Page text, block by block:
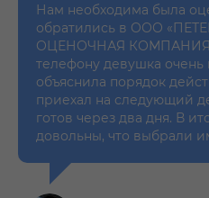
Нам необходима была
обратились в ООО
ОЦЕНОЧНАЯ КОМПАНИЯ»
телефону девушка
объяснила порядок
приехал на следующий
готов через два дня. В
довольны, что выбрали